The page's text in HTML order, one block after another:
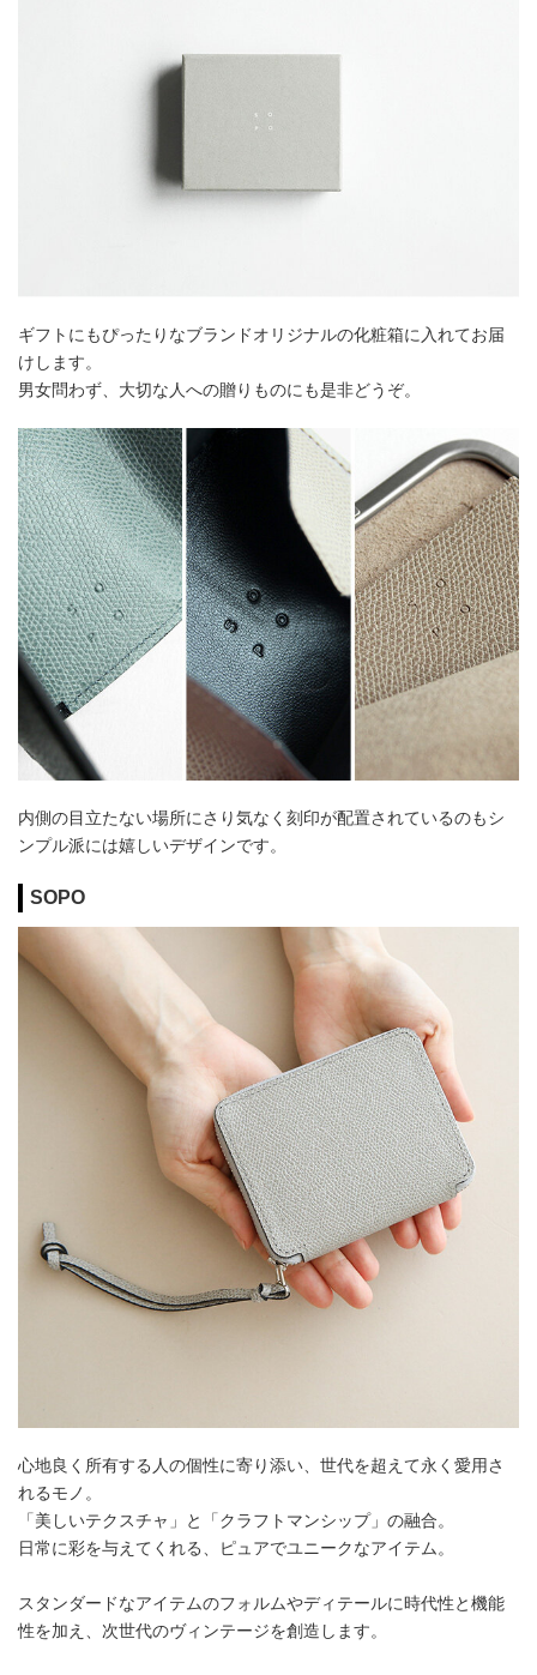
ギフトにもぴったりなブランドオリジナルの化粧箱に入れてお届
けします。
男女問わず、大切な人への贈りものにも是非どうぞ。
内側の目立たない場所にさり気なく刻印が配置されているのもシ
ンプル派には嬉しいデザインです。
SOPO
心地良く所有する人の個性に寄り添い、世代を超えて永く愛用さ
れるモノ。
「美しいテクスチャ」と「クラフトマンシップ」の融合。
日常に彩を与えてくれる、ピュアでユニークなアイテム。
スタンダードなアイテムのフォルムやディテールに時代性と機能
性を加え、次世代のヴィンテージを創造します。